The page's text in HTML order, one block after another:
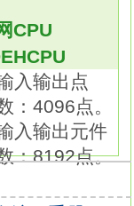
据备份到标
，
动恢复。
。
多可扩展到
输出点数：
CPU
入输出点
：4096点。
入输出元件
：8192点。